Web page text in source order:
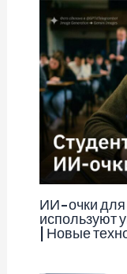
ИИ-очки для
используют
| Новые